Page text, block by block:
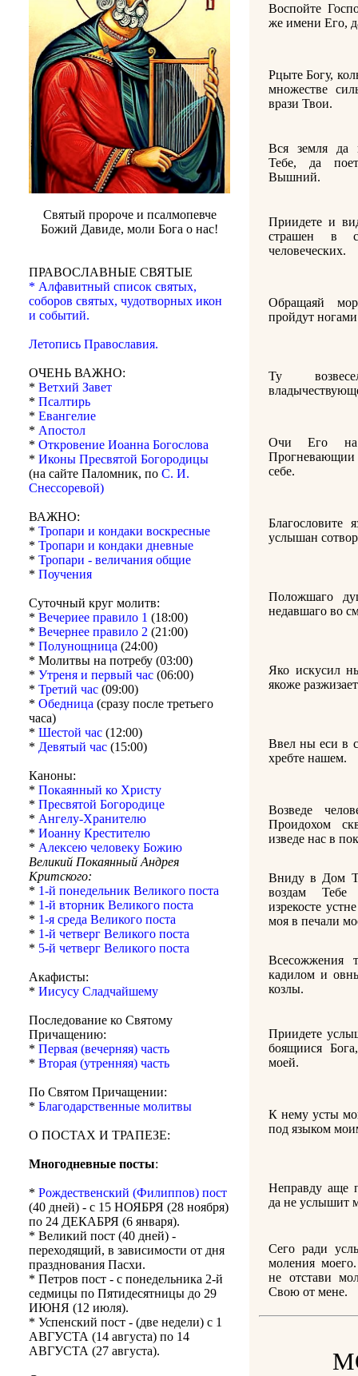
Святый пророче и псалмопевче
Божий Давиде, моли Бога о нас!
ПРАВОСЛАВНЫЕ СВЯТЫЕ
* Алфавитный список святых,
соборов святых, чудотворных икон
и событий.
Летопись Православия.
ОЧЕНЬ ВАЖНО:
* Ветхий Завет
* Псалтирь
* Евангелие
* Апостол
* Откровение Иоанна Богослова
* Иконы Пресвятой Богородицы
(на сайте Паломник, по С. И.
Снессоревой)
ВАЖНО:
* Тропари и кондаки воскресные
* Тропари и кондаки дневные
* Тропари - величания общие
* Поучения
Суточный круг молитв:
* Вечериее правило 1 (18:00)
* Вечернее правило 2 (21:00)
* Полунощница (24:00)
* Молитвы на потребу (03:00)
* Утреня и первый час (06:00)
* Третий час (09:00)
* Обедница (сразу после третьего
часа)
* Шестой час (12:00)
* Девятый час (15:00)
Каноны:
* Покаянный ко Христу
* Пресвятой Богородице
* Ангелу-Хранителю
* Иоанну Крестителю
* Алексею человеку Божию
Великий Покаянный Андрея
Критского:
* 1-й понедельник Великого поста
* 1-й вторник Великого поста
* 1-я среда Великого поста
* 1-й четверг Великого поста
* 5-й четверг Великого поста
Акафисты:
* Иисусу Сладчайшему
Последование ко Святому
Причащению:
* Первая (вечерняя) часть
* Вторая (утренняя) часть
По Святом Причащении:
* Благодарственные молитвы
О ПОСТАХ И ТРАПЕЗЕ:
Многодневные посты:
* Рождественский (Филиппов) пост
(40 дней) - с 15 НОЯБРЯ (28 ноября)
по 24 ДЕКАБРЯ (6 января).
* Великий пост (40 дней) -
переходящий, в зависимости от дня
празднования Пасхи.
* Петров пост - с понедельника 2-й
седмицы по Пятидесятницы до 29
ИЮНЯ (12 июля).
* Успенский пост - (две недели) с 1
АВГУСТА (14 августа) по 14
АВГУСТА (27 августа).
Воспойте
же имени Его,
Рцыте Богу,
множестве
врази Твои.
Вся земля да
Тебе, да
Вышний.
Приидете и
страшен в
человеческих.
Обращаяй
пройдут
Ту
Очи Его на
себе.
услышан
Положшаго
недавшаго во
Яко искусил
якоже
Ввел ны еси в
хребте нашем.
Возведе
Проидохом
изведе нас в
Вниду в Дом
воздам
изрекосте
моя в печали
Всесожжения
кадилом и
козлы.
Приидете
боящиися
моей.
К нему усты
под языком
Неправду аще
да не услышит
Сего ради
моления
не отстави
Свою от мене.